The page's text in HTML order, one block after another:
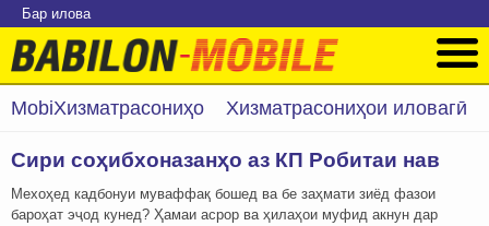
Бар илова
MobiХизматрасониҳо Хизматрасониҳои иловагӣ
Сири соҳибхоназанҳо аз КП Робитаи нав
Мехоҳед кадбонуи муваффақ бошед ва бе заҳмати зиёд фазои
бароҳат эҷод кунед? Ҳамаи асрор ва ҳилаҳои муфид акнун дар